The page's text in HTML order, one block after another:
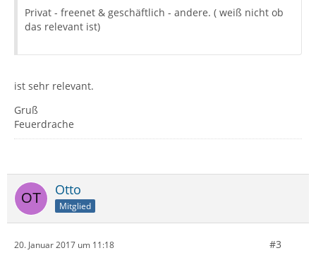
Privat - freenet & geschäftlich - andere. ( weiß nicht ob
das relevant ist)
ist sehr relevant.
Gruß
Feuerdrache
Otto
Mitglied
20. Januar 2017 um 11:18 #3